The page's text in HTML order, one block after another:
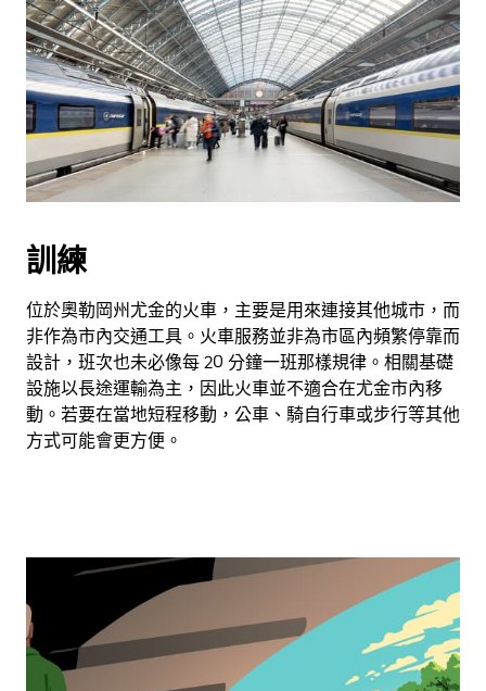
訓練
位於奧勒岡州尤金的火車，主要是用來連接其他城市，而
非作為市內交通工具。火車服務並非為市區內頻繁停靠而
設計，班次也未必像每 20 分鐘一班那樣規律。相關基礎
設施以長途運輸為主，因此火車並不適合在尤金市內移
動。若要在當地短程移動，公車、騎自行車或步行等其他
方式可能會更方便。